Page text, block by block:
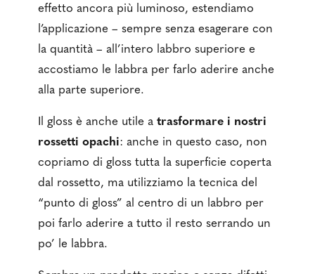
effetto ancora più luminoso, estendiamo
l’applicazione – sempre senza esagerare con
la quantità – all’intero labbro superiore e
accostiamo le labbra per farlo aderire anche
alla parte superiore.
Il gloss è anche utile atrasformare i nostri
rossetti opachi: anche in questo caso, non
copriamo di gloss tutta la superficie coperta
dal rossetto, ma utilizziamo la tecnica del
“punto di gloss” al centro di un labbro per
poi farlo aderire a tutto il resto serrando un
po’ le labbra.